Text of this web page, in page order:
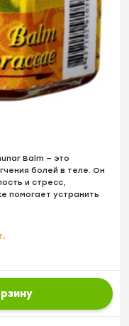
Balm — это
болей в теле. Он
и стресс,
помогает устранить